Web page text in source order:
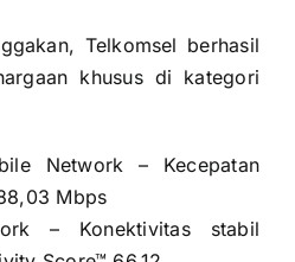
Telkomsel berhasil
khusus di kategori
Network – Kecepatan
Mbps
– Konektivitas stabil